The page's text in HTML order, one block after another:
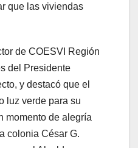
que las viviendas
de COESVI Región
del Presidente
y destacó que el
luz verde para su
momento de alegría
colonia César G.